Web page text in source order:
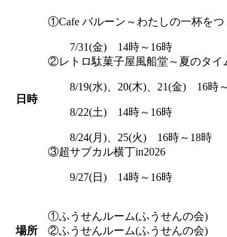
日時
①Cafe バルーン～わたしの一杯をつ
7/31(金) 14時～16時
②レトロ駄菓子屋風船堂～夏のタ
8/19(水)、20(木)、21(金) 16時
8/22(土) 14時～16時
8/24(月)、25(火) 16時～18時
③超サブカル横丁in2026
9/27(日) 14時～16時
場所
①ふうせんルーム(ふうせんの会)
②ふうせんルーム(ふうせんの会)